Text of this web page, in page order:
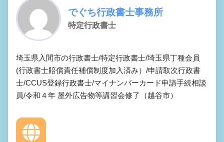
でぐち行政書士事務所
特定行政書士
埼玉県入間市の行政書士/特定行政書士/埼玉県丁種会員
(行政書士賠償責任補償制度加入済み）/申請取次行政書
士/CCUS登録行政書士/マイナンバーカード申請手続相談
員/令和４年 屋外広告物等講習会修了（越谷市）